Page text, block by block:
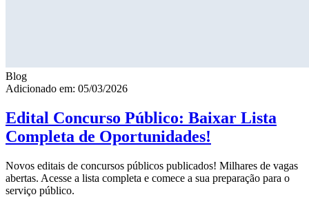
Blog
Adicionado em: 05/03/2026
Edital Concurso Público: Baixar Lista
Completa de Oportunidades!
Novos editais de concursos públicos publicados! Milhares de vagas
abertas. Acesse a lista completa e comece a sua preparação para o
serviço público.